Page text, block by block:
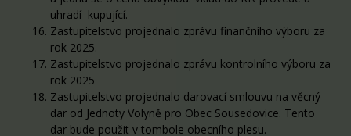
uhradí kupující.
Zastupitelstvo projednalo zprávu finančního výboru za
rok 2025.
Zastupitelstvo projednalo zprávu kontrolního výboru za
rok 2025
Zastupitelstvo projednalo darovací smlouvu na věcný
dar od Jednoty Volyně pro Obec Sousedovice. Tento
dar bude použit v tombole obecního plesu.